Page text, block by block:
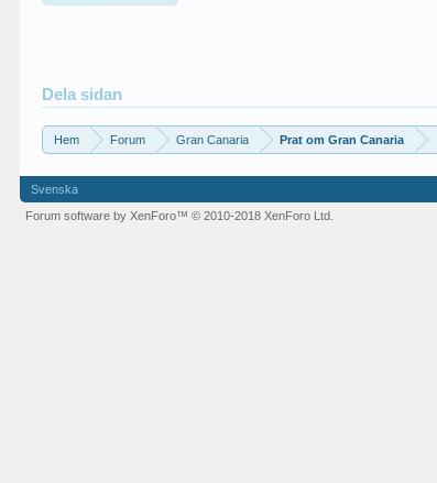
Dela sidan
Hem Forum Gran Canaria Prat om Gran Canaria
Svenska
Forum software by XenForo™© 2010-2018 XenForo Ltd.